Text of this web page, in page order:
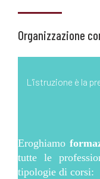
Organizzazione
L'istruzione è la
Eroghiamo
tutte le
tipologie di corsi: